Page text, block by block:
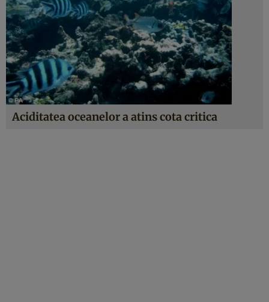
Aciditatea oceanelor a atins cota critica